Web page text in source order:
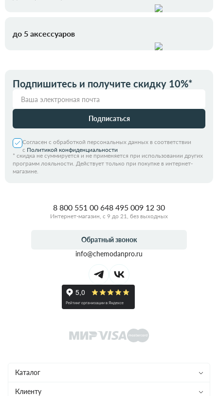
до 5 аксессуаров
Подпишитесь и получите скидку 10%*
Подписаться
Согласен с обработкой персональных данных в соответствии
с Политикой конфиденциальности
* скидка не суммируется и не применяется при использовании других
программ лояльности. Действует только при покупке в интернет-
магазине.
Каталог
Чемоданы
Клиенту
8 800 551 00 648 495 009 12 30
Интернет-магазин, с 9 до 21, без выходных
Обратный звонок
info@chemodanpro.ru